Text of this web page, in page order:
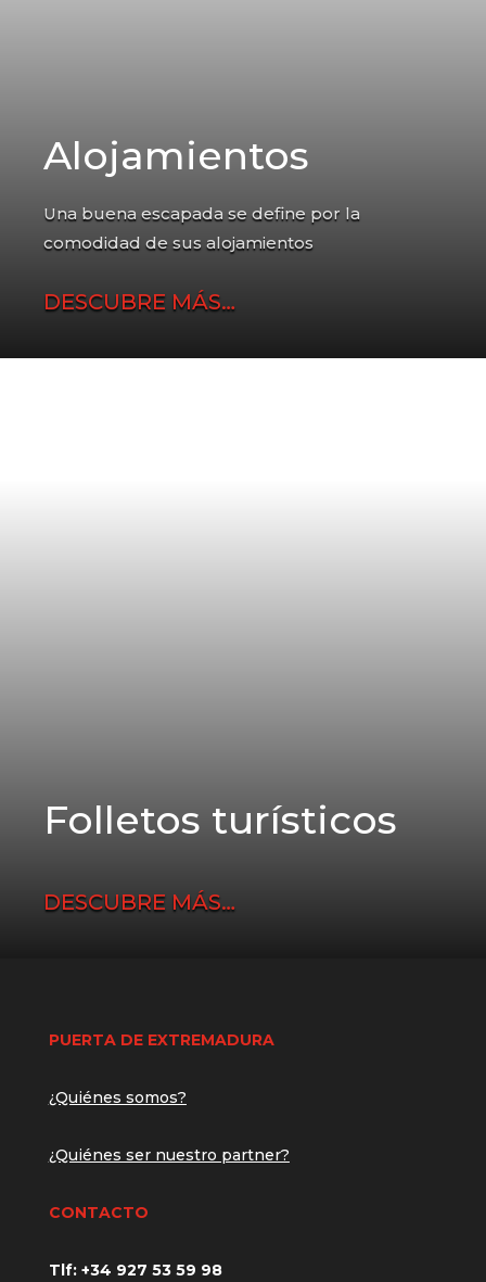
Alojamientos
Una buena escapada se define por la
comodidad de sus alojamientos
DESCUBRE MÁS…
Folletos turísticos
DESCUBRE MÁS…
PUERTA DE EXTREMADURA
¿Quiénes somos?
¿Quiénes ser nuestro partner?
CONTACTO
Tlf: +34 927 53 59 98